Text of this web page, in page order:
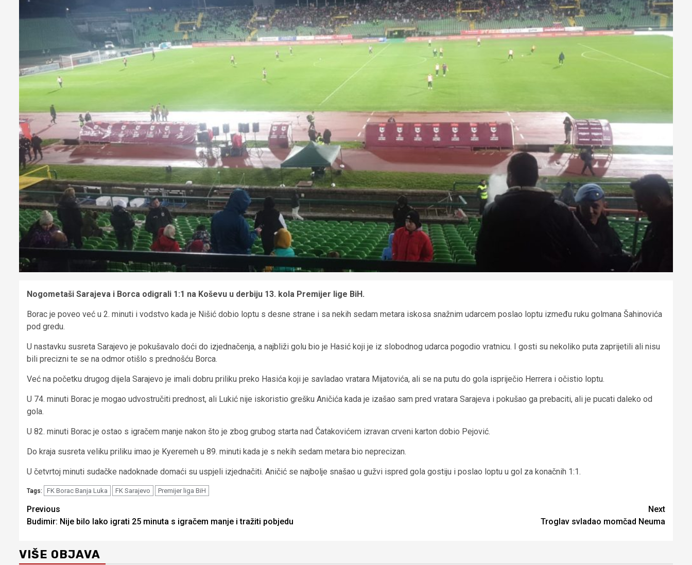
Nogometaši Sarajeva i Borca odigrali 1:1 na Koševu u derbiju 13. kola Premijer lige BiH.
Borac je poveo već u 2. minuti i vodstvo kada je Nišić dobio loptu s desne strane i sa nekih sedam metara iskosa snažnim udarcem poslao loptu između ruku golmana Šahinovića
pod gredu.
U nastavku susreta Sarajevo je pokušavalo doći do izjednačenja, a najbliži golu bio je Hasić koji je iz slobodnog udarca pogodio vratnicu. I gosti su nekoliko puta zaprijetili ali nisu
bili precizni te se na odmor otišlo s prednošću Borca.
Već na početku drugog dijela Sarajevo je imali dobru priliku preko Hasića koji je savladao vratara Mijatovića, ali se na putu do gola ispriječio Herrera i očistio loptu.
U 74. minuti Borac je mogao udvostručiti prednost, ali Lukić nije iskoristio grešku Aničića kada je izašao sam pred vratara Sarajeva i pokušao ga prebaciti, ali je pucati daleko od
gola.
U 82. minuti Borac je ostao s igračem manje nakon što je zbog grubog starta nad Čatakovićem izravan crveni karton dobio Pejović.
Do kraja susreta veliku priliku imao je Kyeremeh u 89. minuti kada je s nekih sedam metara bio neprecizan.
U četvrtoj minuti sudačke nadoknade domaći su uspjeli izjednačiti. Aničić se najbolje snašao u gužvi ispred gola gostiju i poslao loptu u gol za konačnih 1:1.
Tags: FK Borac Banja Luka FK Sarajevo Premijer liga BiH
Continue
Reading
Previous
Budimir: Nije bilo lako igrati 25 minuta s igračem manje i tražiti pobjedu
Next
Troglav svladao momčad Neuma
VIŠE OBJAVA